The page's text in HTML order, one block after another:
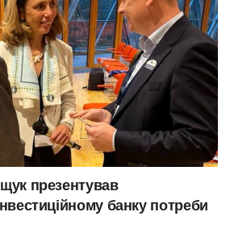
презентував
банку потреби